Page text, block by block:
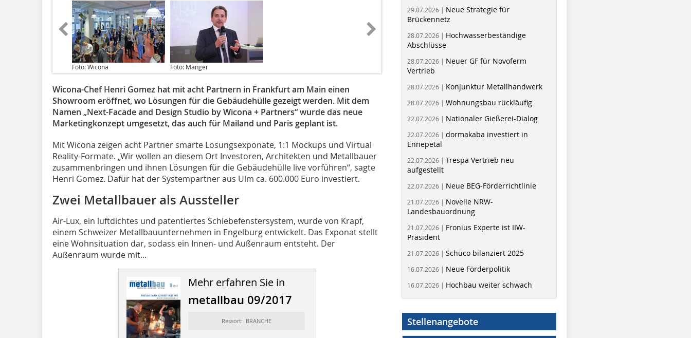
Foto: Wicona Foto: Manger
Wicona-Chef Henri Gomez hat mit acht Partnern in Frankfurt am Main einen
Showroom eröffnet, wo Lösungen für die Gebäudehülle gezeigt werden. Mit dem
Namen „Next-Facade and Design Studio by Wicona + Partners“ wurde das neue
Marketingkonzept umgesetzt, das auch für Mailand und Paris geplant ist.
Mit Wicona zeigen acht Partner smarte Lösungsexponate, 1:1 Mockups und Virtual
Reality-Formate. „Wir wollen an diesem Ort Investoren, Architekten und Metallbauer
zusammenbringen und ihnen Lösungen für die Gebäudehülle live vorführen“, sagte
Henri Gomez. Dafür hat der Systempartner aus Ulm ca. 600.000 Euro investiert.
Zwei Metallbauer als Aussteller
Air-Lux, ein luftdichtes und patentiertes Schiebefenstersystem, wurde von Krapf,
einem Schweizer Metallbauunternehmen in Engelburg entwickelt. Das Exponat stellt
eine Wohnsituation dar, sodass ein Innen- und Außenraum entsteht. Der
Außenraum wurde mit...
Mehr erfahren Sie in
metallbau 09/2017
Ressort: BRANCHE
29.07.2026 | Neue Strategie für
Brückennetz
28.07.2026 | Hochwasserbeständige
Abschlüsse
28.07.2026 | Neuer GF für Novoferm
Vertrieb
28.07.2026 | Konjunktur Metallhandwerk
28.07.2026 | Wohnungsbau rückläufig
22.07.2026 | Nationaler Gießerei-Dialog
22.07.2026 | dormakaba investiert in
Ennepetal
22.07.2026 | Trespa Vertrieb neu
aufgestellt
22.07.2026 | Neue BEG-Förderrichtlinie
21.07.2026 | Novelle NRW-
Landesbauordnung
21.07.2026 | Fronius Experte ist IIW-
Präsident
21.07.2026 | Schüco bilanziert 2025
16.07.2026 | Neue Förderpolitik
16.07.2026 | Hochbau weiter schwach
Stellenangebote